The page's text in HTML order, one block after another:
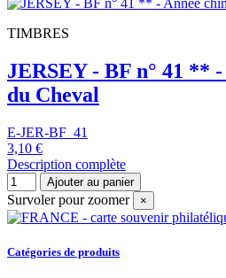
TIMBRES
JERSEY - BF n° 41 **
du Cheval
E-JER-BF_41
3,10 €
Description complète
Ajouter au panier
Survoler pour zoomer ×
Catégories de produits